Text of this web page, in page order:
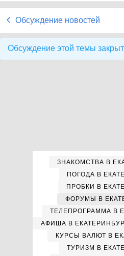
Обсуждение новостей
Обсуждение этой темы
ЗНАКОМСТВА В
ПОГОДА В
ПРОБКИ В
ФОРУМЫ В
ТЕЛЕПРОГРАММА В
АФИША В
КУРСЫ ВАЛЮТ В
ТУРИЗМ В